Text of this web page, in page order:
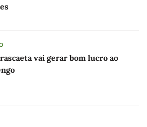
vai gerar bom lucro ao